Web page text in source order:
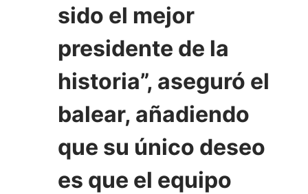
sido el mejor
presidente de la
historia”, aseguró el
balear, añadiendo
que su único deseo
es que el equipo